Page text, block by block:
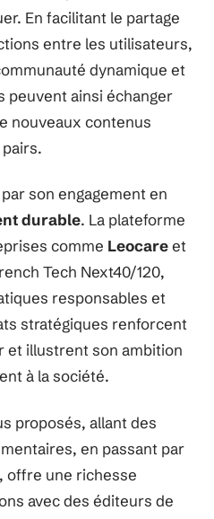
En facilitant le partage
entre les utilisateurs,
dynamique et
peuvent ainsi échanger
nouveaux contenus
son engagement en
durable. La plateforme
comme Leocareet
Tech Next40/120,
responsables et
stratégiques renforcent
et illustrent son ambition
à la société.
proposés, allant des
en passant par
offre une richesse
avec des éditeurs de